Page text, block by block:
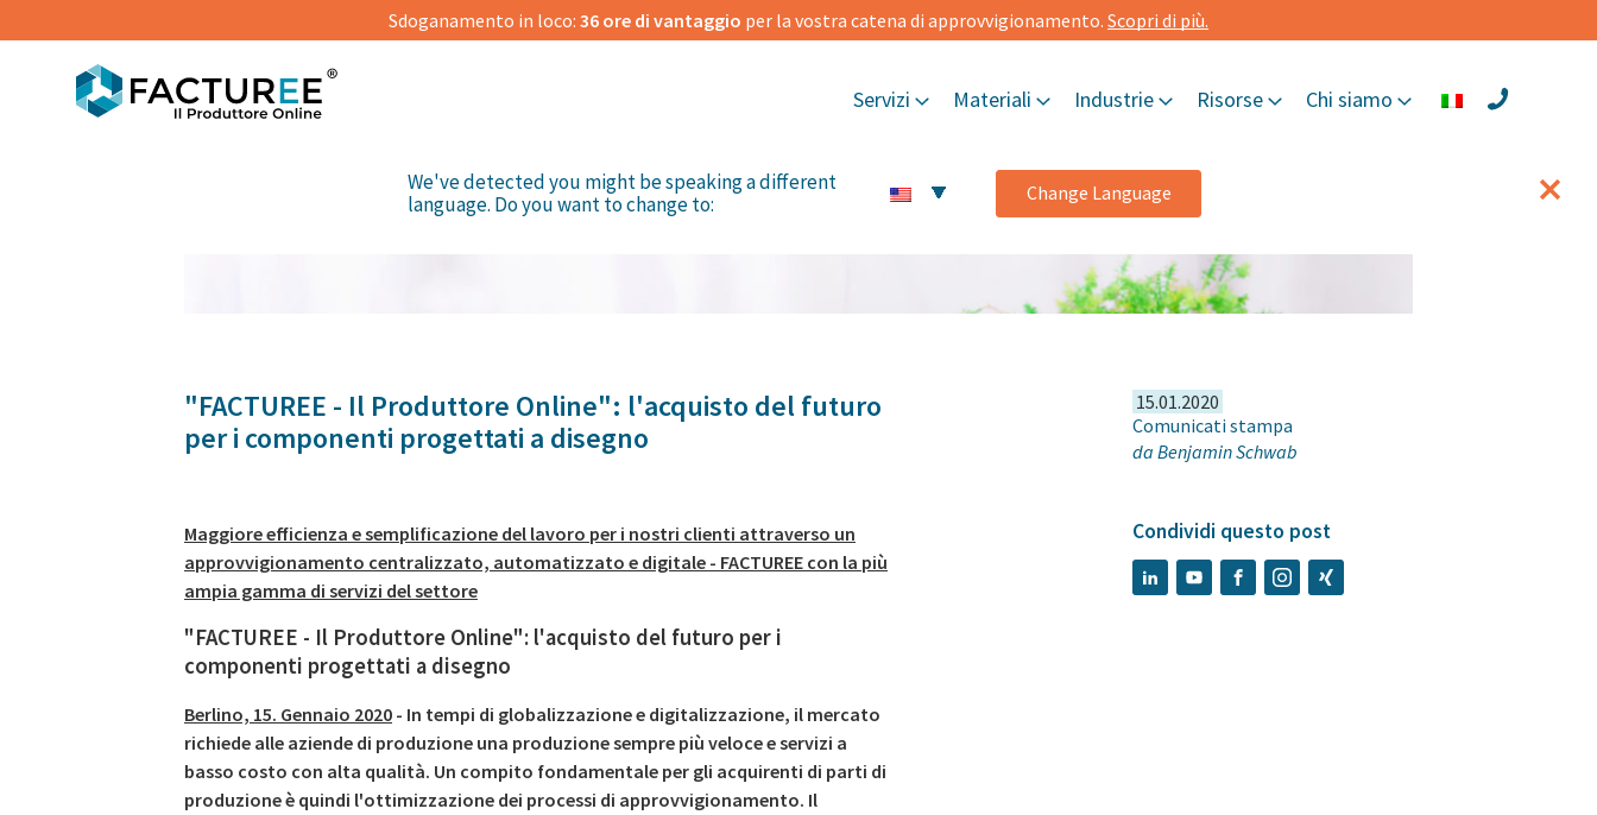
We've detected you might be speaking a different
language. Do you want to change to:
Change Language
Sdoganamento in loco: 36 ore di vantaggio per la vostra catena di approvvigionamento. Scopri di più.
Servizi Materiali Industrie Risorse Chi siamo
"FACTUREE - Il Produttore Online": l'acquisto del futuro
per i componenti progettati a disegno
15.01.2020
Comunicati stampa
da Benjamin Schwab
Condividi questo post
Maggiore efficienza e semplificazione del lavoro per i nostri clienti attraverso un
approvvigionamento centralizzato, automatizzato e digitale - FACTUREE con la più
ampia gamma di servizi del settore
"FACTUREE - Il Produttore Online": l'acquisto del futuro per i
componenti progettati a disegno
Berlino, 15. Gennaio 2020 - In tempi di globalizzazione e digitalizzazione, il mercato
richiede alle aziende di produzione una produzione sempre più veloce e servizi a
basso costo con alta qualità. Un compito fondamentale per gli acquirenti di parti di
produzione è quindi l'ottimizzazione dei processi di approvvigionamento. Il